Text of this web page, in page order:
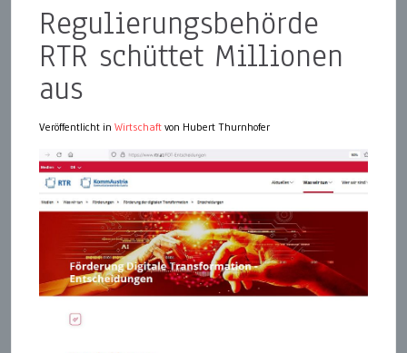
Regulierungsbehörde
RTR schüttet Millionen
aus
Veröffentlicht in Wirtschaft von Hubert Thurnhofer